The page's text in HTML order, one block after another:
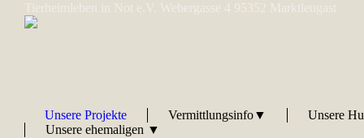
Unsere Projekte Vermittlungsinfo▼
Unsere
Unsere ehemaligen ▼